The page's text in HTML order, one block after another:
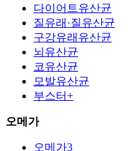
다이어트유산균
질유래·질유산균
구강유래유산균
뇌유산균
코유산균
모발유산균
부스터+
오메가
오메가3